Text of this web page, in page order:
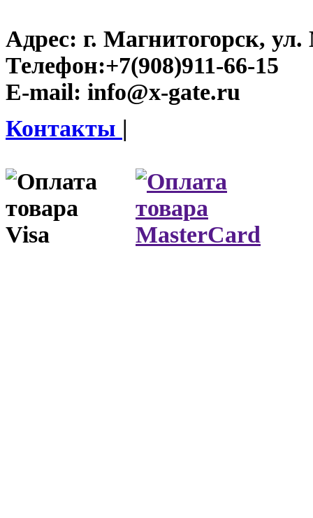
Адрес: г. Магнитогорск, ул.
Телефон:+7(908)911-66-15
E-mail: info@x-gate.ru
Контакты |